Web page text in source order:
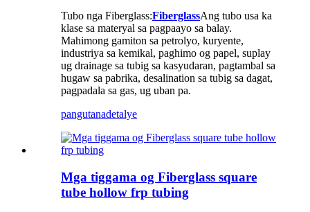
Tubo nga Fiberglass:FiberglassAng tubo usa ka
klase sa materyal sa pagpaayo sa balay.
Mahimong gamiton sa petrolyo, kuryente,
industriya sa kemikal, paghimo og papel, suplay
ug drainage sa tubig sa kasyudaran, pagtambal sa
hugaw sa pabrika, desalination sa tubig sa dagat,
pagpadala sa gas, ug uban pa.
pangutanadetalye
Mga tiggama og Fiberglass square
tube hollow frp tubing